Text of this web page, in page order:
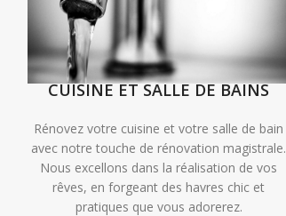
CUISINE ET SALLE DE BAINS
Rénovez votre cuisine et votre salle de bain
avec notre touche de rénovation magistrale.
Nous excellons dans la réalisation de vos
rêves, en forgeant des havres chic et
pratiques que vous adorerez.